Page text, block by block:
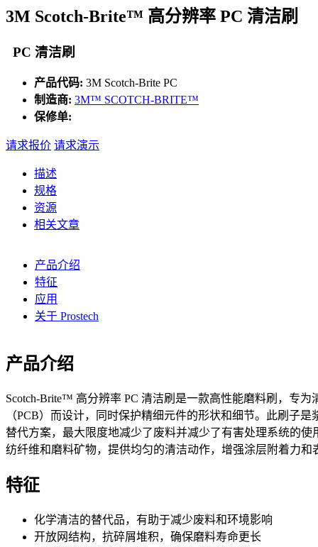
3M Scotch-Brite™ 高分辨率 PC 清洁刷
PC 清洁刷
产品代码: 3M Scotch-Brite PC
制造商: 3M™ SCOTCH-BRITE™
保修单:
请求报价 请求演示
描述
规格
资源
相关文章
产品介绍
特征
应用
关于 Prostech
产品介绍
Scotch-Brite™ 高分辨率 PC 清洁刷是一款高性能磨料刷，专为
（PCB）而设计，同时保护精细元件的形状和细节。此刷子
替代方案，最大限度地减少了废料并减少了有害处理系统的使
纺纤维和磨料矿物，提供均匀的清洁动作，增强涂层附着力和
特征
化学清洁的替代品，有助于减少废料和环境影响
开放网结构，抗碎屑堆积，确保磨料寿命更长